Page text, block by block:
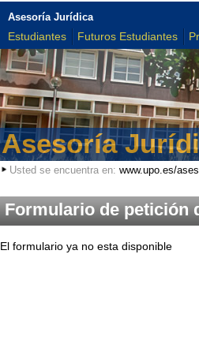
Asesoría Jurídica
Estudiantes Futuros Estudiantes
Asesoría
Usted se encuentra en: www.upo.es/
Formulario de petición
El formulario ya no esta disponible